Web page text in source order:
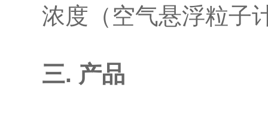
浓度（空气悬浮粒子
三. 产品